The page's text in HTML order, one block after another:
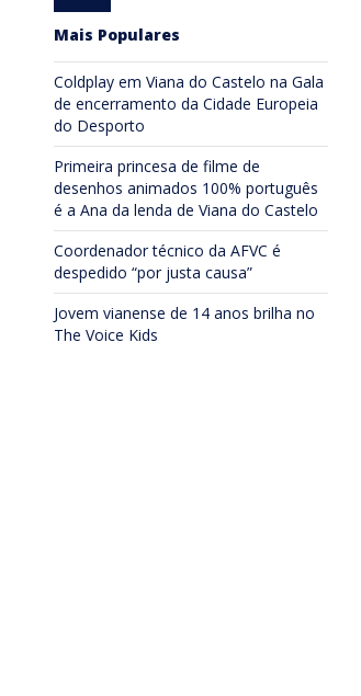
Mais Populares
Coldplay em Viana do Castelo na Gala
de encerramento da Cidade Europeia
do Desporto
Primeira princesa de filme de
desenhos animados 100% português
é a Ana da lenda de Viana do Castelo
Coordenador técnico da AFVC é
despedido “por justa causa”
Jovem vianense de 14 anos brilha no
The Voice Kids